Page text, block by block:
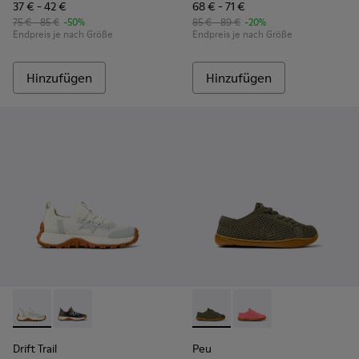
37 € - 42 €
75 € - 85 € -50%
Endpreis je nach Größe
Hinzufügen
68 € - 71 €
85 € - 89 € -20%
Endpreis je nach Größe
Hinzufügen
Drift Trail - K800684-001 - Weiße und graue Sneaker aus
Drift Trail - K800684-002
Drift Trail
Peu - K800690-003 - Grüne
Peu - K800690-002
Peu